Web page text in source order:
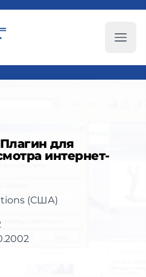
для
интернет-
(США)